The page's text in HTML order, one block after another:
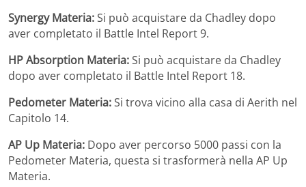
Synergy Materia:Si può acquistare da Chadley dopo
aver completato il Battle Intel Report 9.
HP Absorption Materia:Si può acquistare da Chadley
dopo aver completato il Battle Intel Report 18.
Pedometer Materia:Si trova vicino alla casa di Aerith nel
Capitolo 14.
AP Up Materia: Dopo aver percorso 5000 passi con la
Pedometer Materia, questa si trasformerà nella AP Up
Materia.